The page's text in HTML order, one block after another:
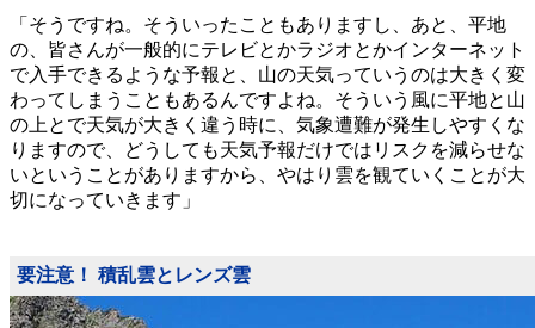
「そうですね。そういったこともありますし、あと、平地
の、皆さんが一般的にテレビとかラジオとかインターネット
で入手できるような予報と、山の天気っていうのは大きく変
わってしまうこともあるんですよね。そういう風に平地と山
の上とで天気が大きく違う時に、気象遭難が発生しやすくな
りますので、どうしても天気予報だけではリスクを減らせな
いということがありますから、やはり雲を観ていくことが大
切になっていきます」
要注意！ 積乱雲とレンズ雲